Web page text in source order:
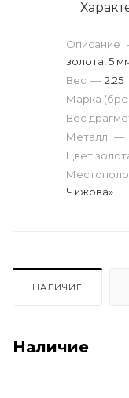
Описание
золота, 5
Вес
Марка
Вес — 2.25
Металл —
Цвет
Чижова»
НАЛИЧИЕ
Наличие